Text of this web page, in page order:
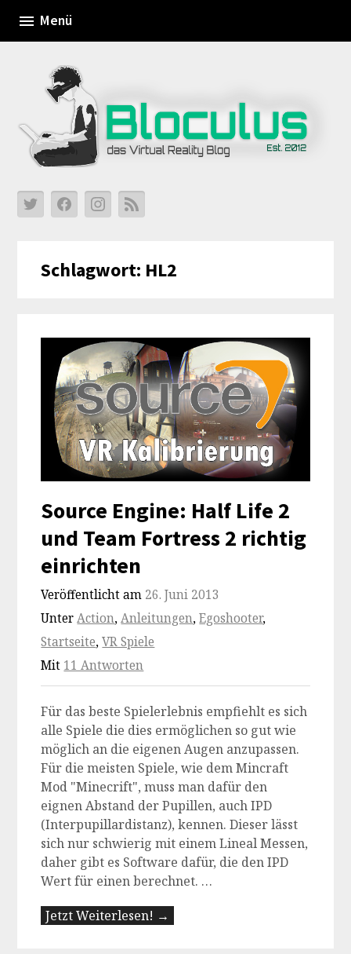
content
Menü
Schlagwort: HL2
Source Engine: Half Life 2
und Team Fortress 2 richtig
einrichten
Veröffentlicht am 26. Juni 2013
UnterAction,Anleitungen,Egoshooter,
Startseite,VR Spiele
Mit 11 Antworten
Für das beste Spielerlebnis empfiehlt es sich
alle Spiele die dies ermöglichen so gut wie
möglich an die eigenen Augen anzupassen.
Für die meisten Spiele, wie dem Mincraft
Mod "Minecrift", muss man dafür den
eignen Abstand der Pupillen, auch IPD
(Interpupillardistanz), kennen. Dieser lässt
sich nur schwierig mit einem Lineal Messen,
daher gibt es Software dafür, die den IPD
Wert für einen berechnet. …
Jetzt Weiterlesen! →